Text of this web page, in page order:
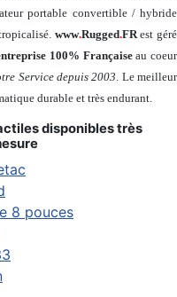
portable convertible / hybride
www.Rugged.FRest géré
100% Françaiseau coeur
Service depuis 2003. Le meilleur
durable et très endurant.
disponibles très
8 pouces